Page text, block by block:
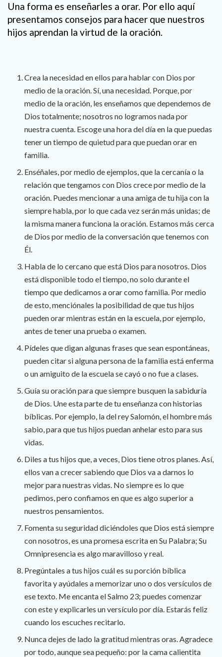
Una forma es enseñarles a orar. Por ello aquí
presentamos consejos para hacer que nuestros
hijos aprendan la virtud de la oración.
Crea la necesidad en ellos para hablar con Dios por
medio de la oración. Sí, una necesidad. Porque, por
medio de la oración, les enseñamos que dependemos de
Dios totalmente; nosotros no logramos nada por
nuestra cuenta. Escoge una hora del día en la que puedas
tener un tiempo de quietud para que puedan orar en
familia.
Enséñales, por medio de ejemplos, que la cercanía o la
relación que tengamos con Dios crece por medio de la
oración. Puedes mencionar a una amiga de tu hija con la
siempre habla, por lo que cada vez serán más unidas; de
la misma manera funciona la oración. Estamos más cerca
de Dios por medio de la conversación que tenemos con
Él.
Habla de lo cercano que está Dios para nosotros. Dios
está disponible todo el tiempo, no solo durante el
tiempo que dedicamos a orar como familia. Por medio
de esto, menciónales la posibilidad de que tus hijos
pueden orar mientras están en la escuela, por ejemplo,
antes de tener una prueba o examen.
Pídeles que digan algunas frases que sean espontáneas,
pueden citar si alguna persona de la familia está enferma
o un amiguito de la escuela se cayó o no fue a clases.
Guía su oración para que siempre busquen la sabiduría
de Dios. Une esta parte de tu enseñanza con historias
bíblicas. Por ejemplo, la del rey Salomón, el hombre más
sabio, para que tus hijos puedan anhelar esto para sus
vidas.
Diles a tus hijos que, a veces, Dios tiene otros planes. Así,
ellos van a crecer sabiendo que Dios va a darnos lo
mejor para nuestras vidas. No siempre es lo que
pedimos, pero confiamos en que es algo superior a
nuestros pensamientos.
Fomenta su seguridad diciéndoles que Dios está siempre
con nosotros, es una promesa escrita en Su Palabra; Su
Omnipresencia es algo maravilloso y real.
Pregúntales a tus hijos cuál es su porción bíblica
favorita y ayúdales a memorizar uno o dos versículos de
ese texto. Me encanta el Salmo 23; puedes comenzar
con este y explicarles un versículo por día. Estarás feliz
cuando los escuches recitarlo.
Nunca dejes de lado la gratitud mientras oras. Agradece
por todo, aunque sea pequeño: por la cama calientita